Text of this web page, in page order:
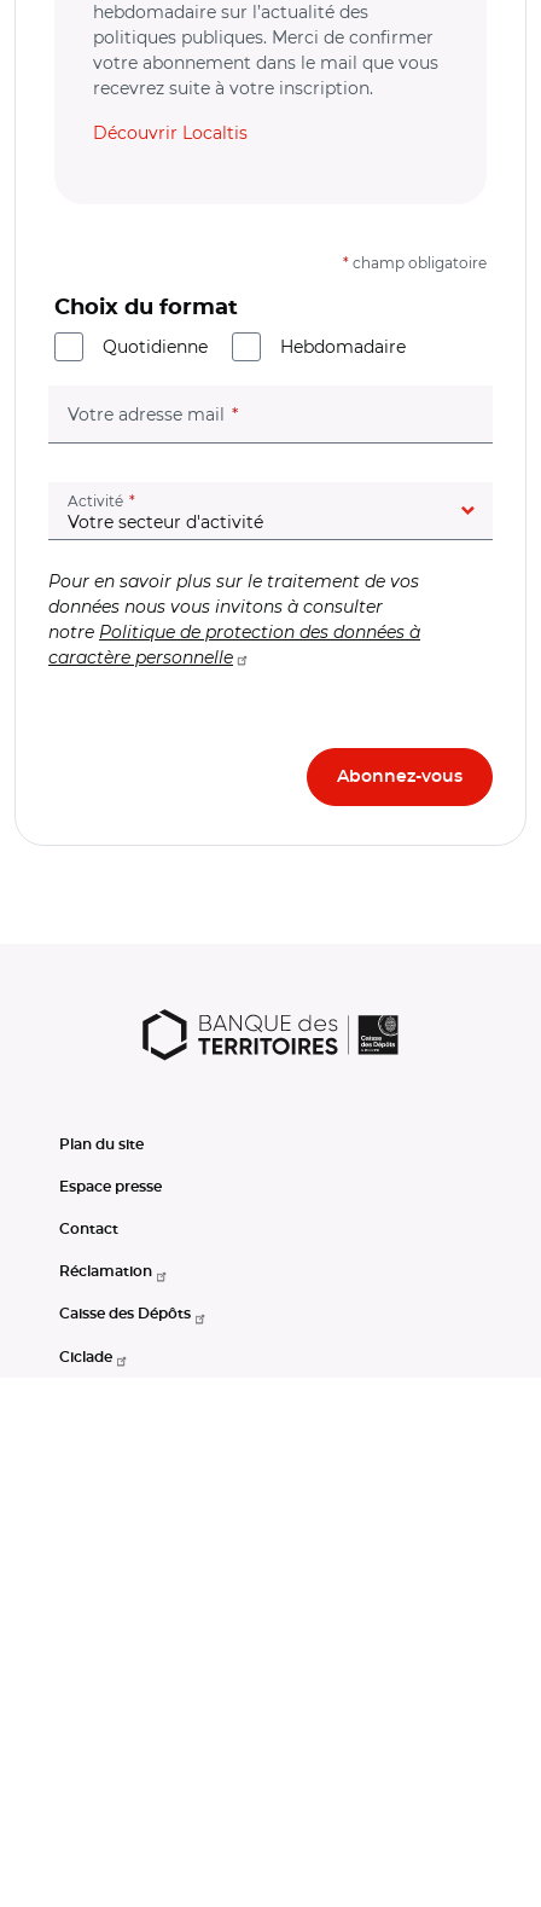
hebdomadaire sur l’actualité des
politiques publiques. Merci de confirmer
votre abonnement dans le mail que vous
recevrez suite à votre inscription.
Découvrir Localtis
* champ obligatoire
Choix du format
Quotidienne
Hebdomadaire
Votre adresse mail (champ obligatoire)
Activité (champ obligatoire)
Pour en savoir plus sur le traitement de vos
données nous vous invitons à consulter
notre Politique de protection des données à
caractère personnelle
Plan du site
Espace presse
Contact
Réclamation
Caisse des Dépôts
Ciclade